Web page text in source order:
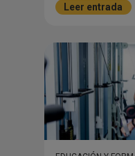
Leer entrada